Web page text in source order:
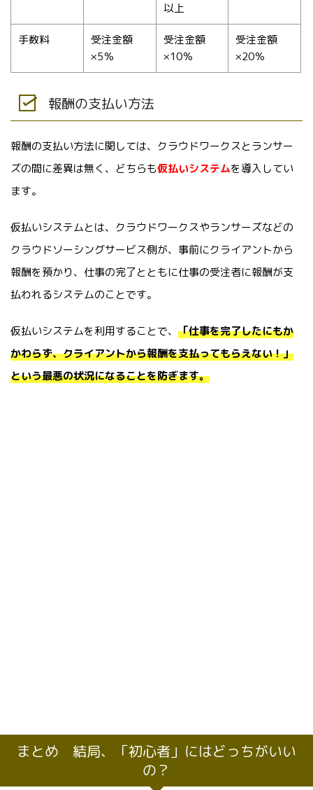
以上
手数料
受注金額
×5％
受注金額
×10％
受注金額
×20％
報酬の支払い方法
報酬の支払い方法に関しては、クラウドワークスとランサー
ズの間に差異は無く、どちらも仮払いシステムを導入してい
ます。
仮払いシステムとは、クラウドワークスやランサーズなどの
クラウドソーシングサービス側が、事前にクライアントから
報酬を預かり、仕事の完了とともに仕事の受注者に報酬が支
払われるシステムのことです。
仮払いシステムを利用することで、 「仕事を完了したにもか
かわらず、クライアントから報酬を支払ってもらえない！」
という最悪の状況になることを防ぎます。
まとめ 結局、「初心者」にはどっちがいい
の？